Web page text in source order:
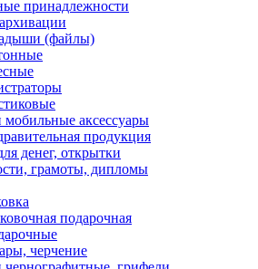
принадлежности
(файлы)
аксессуары
продукция
денег, открытки
грамоты, дипломы
подарочная
черчение